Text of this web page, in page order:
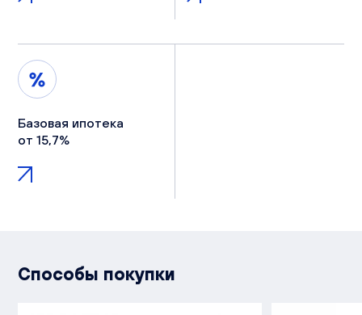
Базовая ипотека
от 15,7%
Способы покупки